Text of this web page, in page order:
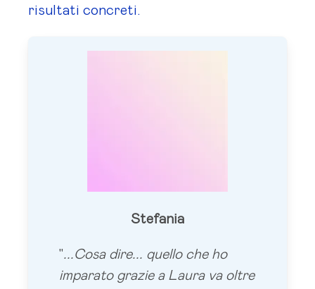
risultati concreti.
Stefania
"...Cosa dire... quello che ho
imparato grazie a Laura va oltre